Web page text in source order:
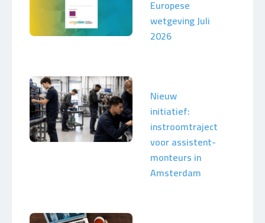
Europese
wetgeving Juli
2026
Nieuw
initiatief:
instroomtraject
voor assistent-
monteurs in
Amsterdam